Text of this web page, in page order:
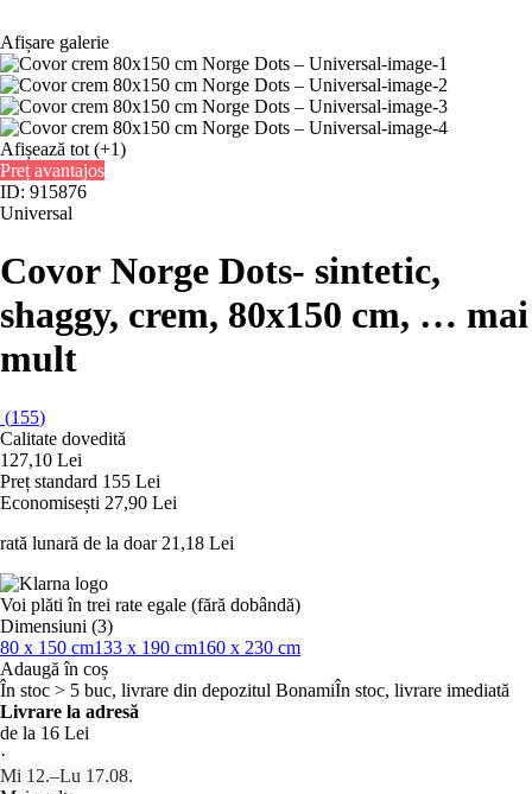
Afișare galerie
Afișează tot (+1)
Preț avantajos
ID: 915876
Universal
Covor Norge Dots- sintetic,
shaggy, crem, 80x150 cm, … mai
mult
(155)
Calitate dovedită
127,10 Lei
Preț standard 155 Lei
Economisești 27,90 Lei
rată lunară de la doar 21,18 Lei
Voi plăti în trei rate egale (fără dobândă)
Dimensiuni (3)
80 x 150 cm133 x 190 cm160 x 230 cm
Adaugă în coș
În stoc > 5 buc, livrare din depozitul BonamiÎn stoc, livrare imediată
Livrare la adresă
de la 16 Lei
·
Mi 12.–Lu 17.08.